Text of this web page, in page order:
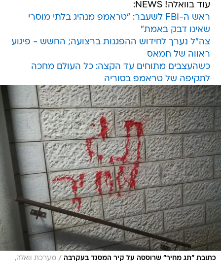
עוד בוואלה! NEWS:
ראש ה-FBI לשעבר: "טראמפ מנהיג בלתי מוסרי
שאינו דבק באמת"
צה"ל נערך לחידוש ההפגנות ברצועה; החשש - פיגוע
ראווה של חמאס
כשהעצבים מתוחים עד הקצה: כל העולם מחכה
לתקיפה של טראמפ בסוריה
כתובת "תג מחיר" שרוססה על קיר המסגד בעקרבה / מערכת וואלה,